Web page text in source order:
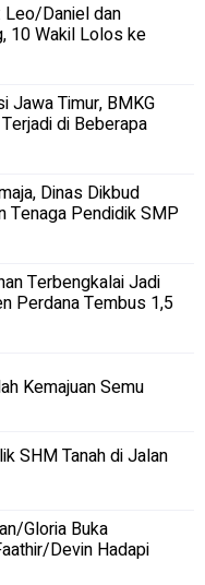
Leo/Daniel dan
10 Wakil Lolos ke
Jawa Timur, BMKG
di Beberapa
Dinas Dikbud
Tenaga Pendidik SMP
Terbengkalai Jadi
Perdana Tembus 1,5
Kemajuan Semu
SHM Tanah di Jalan
Gloria Buka
Devin Hadapi